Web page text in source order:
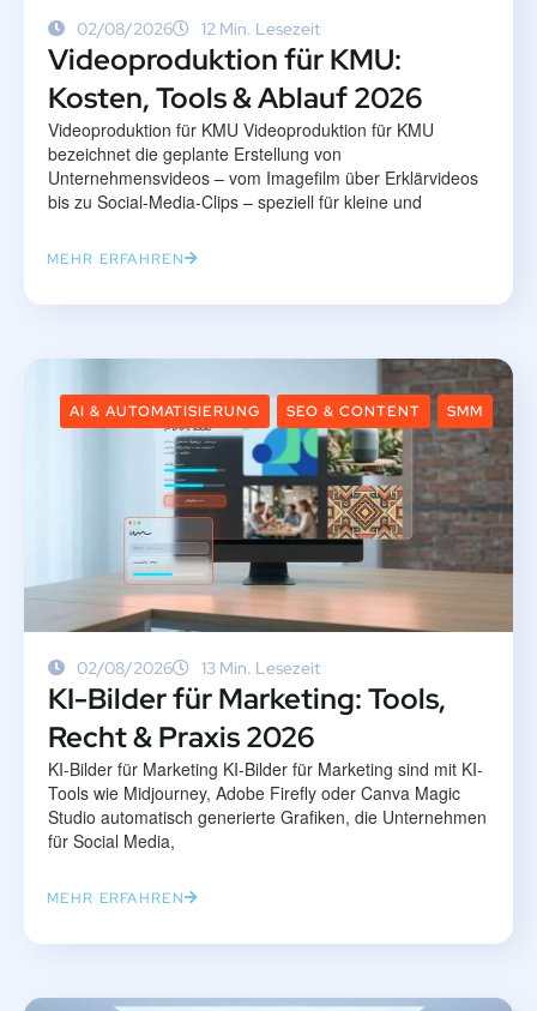
02/08/2026 12 Min. Lesezeit
Videoproduktion für KMU:
Kosten, Tools & Ablauf 2026
Videoproduktion für KMU Videoproduktion für KMU
bezeichnet die geplante Erstellung von
Unternehmensvideos – vom Imagefilm über Erklärvideos
bis zu Social-Media-Clips – speziell für kleine und
MEHR ERFAHREN
AI & AUTOMATISIERUNG SEO & CONTENT SMM
02/08/2026 13 Min. Lesezeit
KI-Bilder für Marketing: Tools,
Recht & Praxis 2026
KI-Bilder für Marketing KI-Bilder für Marketing sind mit KI-
Tools wie Midjourney, Adobe Firefly oder Canva Magic
Studio automatisch generierte Grafiken, die Unternehmen
für Social Media,
MEHR ERFAHREN